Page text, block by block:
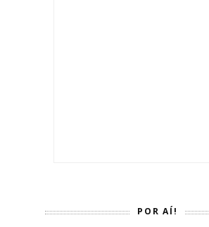
POR AÍ!